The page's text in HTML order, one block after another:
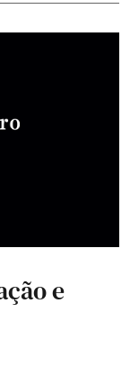
e